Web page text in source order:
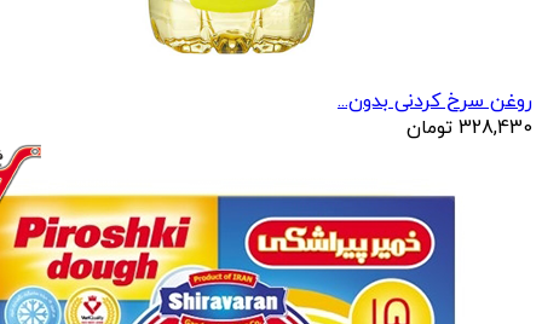
روغن سرخ کردنی بدون...
328,430 تومان